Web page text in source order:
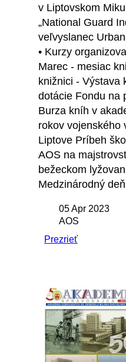
v Liptovskom
„National Guard
veľvyslanec
• Kurzy
Marec - mesiac
knižnici - Výstava
dotácie Fondu na
Burza kníh v
rokov vojenského
Liptove Príbeh
AOS na
bežeckom
Medzinárodný
05 Apr 2023
AOS
Prezrieť